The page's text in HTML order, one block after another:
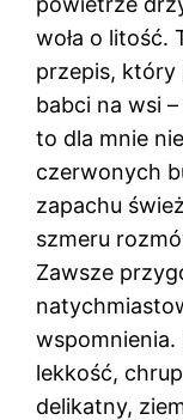
woła o litość.
przepis, który
babci na wsi
to dla mnie
czerwonych
zapachu
szmeru
Zawsze
wspomnienia.
lekkość,
delikatny,